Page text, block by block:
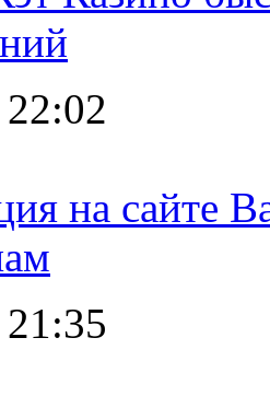
на сайте